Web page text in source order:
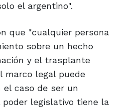
el argentino".
que "cualquier persona
sobre un hecho
y el trasplante
marco legal puede
el caso de ser un
legislativo tiene la